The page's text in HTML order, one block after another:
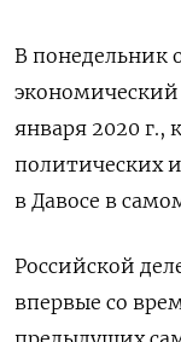
В понедельник
января 2020 г.,
политических
в Давосе в
Российской
впервые со